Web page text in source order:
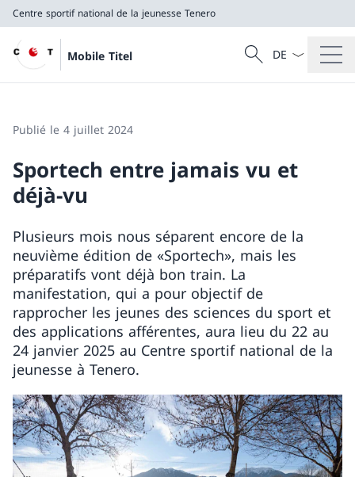
Centre sportif national de la jeunesse Tenero
Mobile Titel
Recherche
Recherche
La langue
Publié le 4 juillet 2024
Sportech entre jamais vu et
déjà-vu
Plusieurs mois nous séparent encore de la
neuvième édition de «Sportech», mais les
préparatifs vont déjà bon train. La
manifestation, qui a pour objectif de
rapprocher les jeunes des sciences du sport et
des applications afférentes, aura lieu du 22 au
24 janvier 2025 au Centre sportif national de la
jeunesse à Tenero.